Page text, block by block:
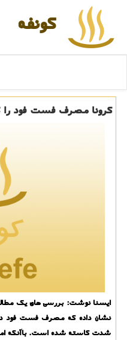
كونفه
کرونا مصرف فست فود را
نشان داده که مصرف فست فود در
شدت کاسته شده است. باآنکه